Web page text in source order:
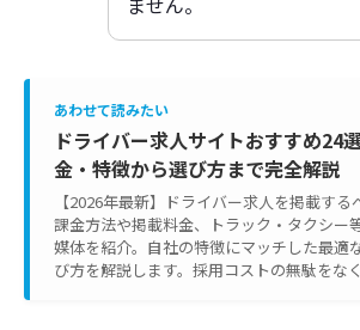
あわせて読みたい
ドライバー求人サイトおすすめ24
金・特徴から選び方まで完全解説
【2026年最新】ドライバー求人を掲載する
課金方法や掲載料金、トラック・タクシー
媒体を紹介。自社の特徴にマッチした最適
び方を解説します。採用コストの無駄をな